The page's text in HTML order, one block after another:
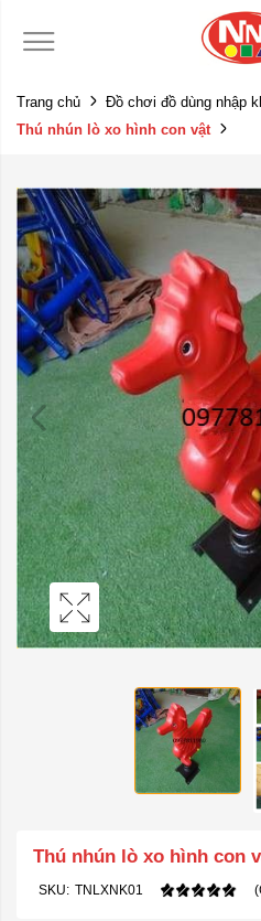
Trang chủ
Đồ chơi đồ dùng nhập
Thú nhún lò xo hình con vật
Thú nhún lò xo hình con
SKU: TNLXNK01